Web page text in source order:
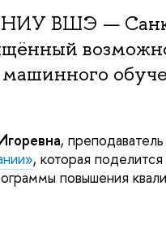
НИУ ВШЭ —
машинного
,
, которая
повышения